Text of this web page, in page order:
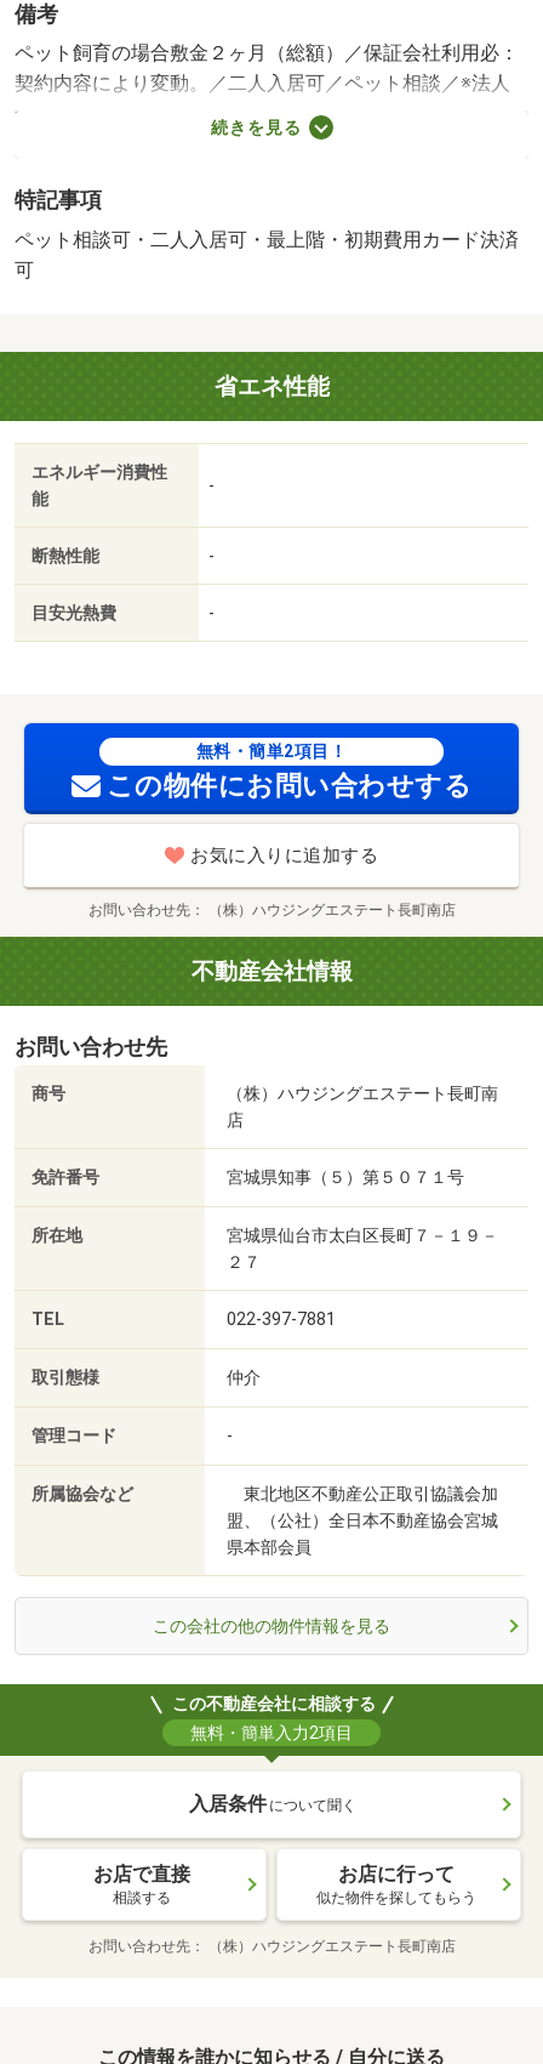
備考
ペット飼育の場合敷金２ヶ月（総額）／保証会社利用必：
契約内容により変動。／二人入居可／ペット相談／※法人
契約時：敷金２ヶ月・礼金１ヶ月 ※写真・動画は同物件
別部屋モデルとなります。現況優先。ペット相談：小型犬
コン／クロゼット／シャワー付洗面台／ＴＶインターホン
／浴室乾燥機／オートロック／室内洗濯置／シューズボッ
クス／システムキッチン／南向き／追焚機能浴室／温水洗
談／ＩＨクッキングヒーター／照明付／全居室洋室／全居
室フローリング／ネット専用回線／駅まで平坦／ネット使
用料不要／２４時間換気システム／複層ガラス／平坦地／
南面リビング／始発駅／敷地内ごみ置き場／平面駐車場／
洗面所にドア／南面バルコニー／室内物干機／敷金・礼金
不要／ＩＴ重説 対応物件／初期費用カード決済可／ＣＯ
クロスプラザ富沢西（ショッピングセンター）まで５５８
ｍ／ヨークベニマル富沢西店（スーパー）まで７８４ｍ／
ミニストップ仙台富沢西店（コンビニ）まで３３０ｍ／ツ
続きを見る
特記事項
ペット相談可・二人入居可・最上階・初期費用カード決済
可
省エネ性能
エネルギー消費性
能
-
断熱性能 -
目安光熱費 -
無料・簡単2項目！
この物件にお問い合わせする
お気に入りに追加する
お問い合わせ先 （株）ハウジングエステート長町南店
不動産会社情報
お問い合わせ先
商号
（株）ハウジングエステート長町南
店
免許番号 宮城県知事（５）第５０７１号
所在地
宮城県仙台市太白区長町７－１９－
２７
TEL 022-397-7881
取引態様 仲介
管理コード -
所属協会など
東北地区不動産公正取引協議会加
盟、（公社）全日本不動産協会宮城
県本部会員
この会社の他の物件情報を見る
この不動産会社に相談する
無料・簡単入力2項目
入居条件 について聞く
お店で直接
相談する
お店に行って
似た物件を探してもらう
お問い合わせ先 （株）ハウジングエステート長町南店
この情報を誰かに知らせる / 自分に送る